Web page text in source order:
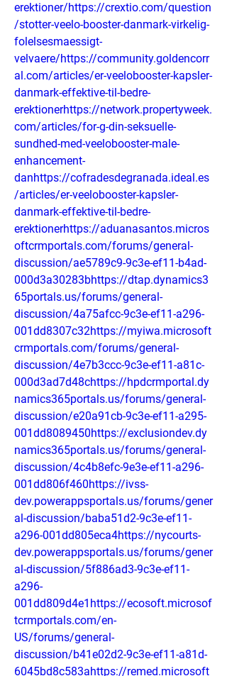
erektioner/https://crextio.com/question
/stotter-veelo-booster-danmark-virkelig-
folelsesmaessigt-
velvaere/https://community.goldencorr
al.com/articles/er-veelobooster-kapsler-
danmark-effektive-til-bedre-
erektionerhttps://network.propertyweek.
com/articles/for-g-din-seksuelle-
sundhed-med-veelobooster-male-
enhancement-
danhttps://cofradesdegranada.ideal.es
/articles/er-veelobooster-kapsler-
danmark-effektive-til-bedre-
erektionerhttps://aduanasantos.micros
oftcrmportals.com/forums/general-
discussion/ae5789c9-9c3e-ef11-b4ad-
000d3a30283bhttps://dtap.dynamics3
65portals.us/forums/general-
discussion/4a75afcc-9c3e-ef11-a296-
001dd8307c32https://myiwa.microsoft
crmportals.com/forums/general-
discussion/4e7b3ccc-9c3e-ef11-a81c-
000d3ad7d48chttps://hpdcrmportal.dy
namics365portals.us/forums/general-
discussion/e20a91cb-9c3e-ef11-a295-
001dd8089450https://exclusiondev.dy
namics365portals.us/forums/general-
discussion/4c4b8efc-9e3e-ef11-a296-
001dd806f460https://ivss-
dev.powerappsportals.us/forums/gener
al-discussion/baba51d2-9c3e-ef11-
a296-001dd805eca4https://nycourts-
dev.powerappsportals.us/forums/gener
al-discussion/5f886ad3-9c3e-ef11-
a296-
001dd809d4e1https://ecosoft.microsof
tcrmportals.com/en-
US/forums/general-
discussion/b41e02d2-9c3e-ef11-a81d-
6045bd8c583ahttps://remed.microsoft